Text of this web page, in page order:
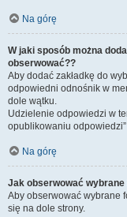
Na górę
W jaki sposób można
obserwować??
Aby dodać zakładkę do
odpowiedni odnośnik w
dole wątku.
Udzielenie odpowiedzi w
opublikowaniu
Na górę
Jak obserwować
Aby obserwować wybrane
się na dole strony.